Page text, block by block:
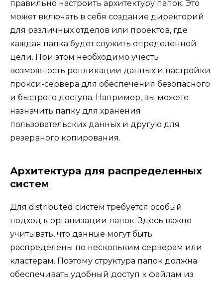
правильно настроить архитектуру папок. Это
может включать в себя создание директорий
для различных отделов или проектов, где
каждая папка будет служить определенной
цели. При этом необходимо учесть
возможность репликации данных и настройки
прокси-сервера для обеспечения безопасного
и быстрого доступа. Например, вы можете
назначить папку для хранения
пользовательских данных и другую для
резервного копирования.
Архитектура для распределенных
систем
Для distributed систем требуется особый
подход к организации папок. Здесь важно
учитывать, что данные могут быть
распределены по нескольким серверам или
кластерам. Поэтому структура папок должна
обеспечивать удобный доступ к файлам из